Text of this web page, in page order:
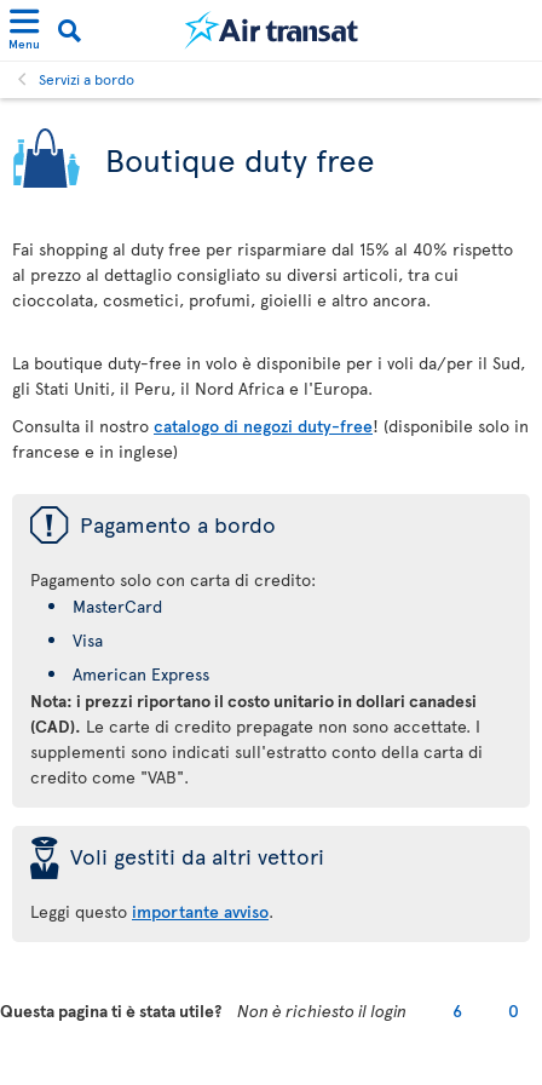
Menu
Servizi a bordo
Boutique duty free
Fai shopping al duty free per risparmiare dal 15% al 40% rispetto
al prezzo al dettaglio consigliato su diversi articoli, tra cui
cioccolata, cosmetici, profumi, gioielli e altro ancora.
La boutique duty-free in volo è disponibile per i voli da/per il Sud,
gli Stati Uniti, il Peru, il Nord Africa e l'Europa.
Consulta il nostro catalogo di negozi duty-free! (disponibile solo in
francese e in inglese)
ü Pagamento a bordo
Pagamento solo con carta di credito:
MasterCard
Visa
American Express
Nota: i prezzi riportano il costo unitario in dollari canadesi
(CAD). Le carte di credito prepagate non sono accettate. I
supplementi sono indicati sull'estratto conto della carta di
credito come "VAB".
þ Voli gestiti da altri vettori
Leggi questo importante avviso.
Questa pagina ti è stata utile? Non è richiesto il login 6 0